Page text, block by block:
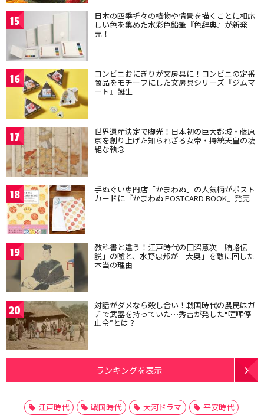
15 日本の四季折々の植物や情景を描くことに相応
しい色を集めた水彩色鉛筆『色辞典』が新発
売！
16 コンビニおにぎりが文房具に！コンビニの定番
商品をモチーフにした文房具シリーズ『ジムマ
ート』誕生
17 世界遺産決定で脚光！日本初の巨大都城・藤原
京を創り上げた知られざる女帝・持統天皇の凄
絶な執念
18 手ぬぐい専門店「かまわぬ」の人気柄がポスト
カードに『かまわぬ POSTCARD BOOK』発売
19 教科書と違う！江戸時代の田沼意次「賄賂伝
説」の嘘と、水野忠邦が「大奥」を敵に回した
本当の理由
20 対話がダメなら殺し合い！戦国時代の農民はガ
チで武器を持っていた…秀吉が発した“喧嘩停
止令”とは？
ランキングを表示
江戸時代 戦国時代 大河ドラマ
平安時代